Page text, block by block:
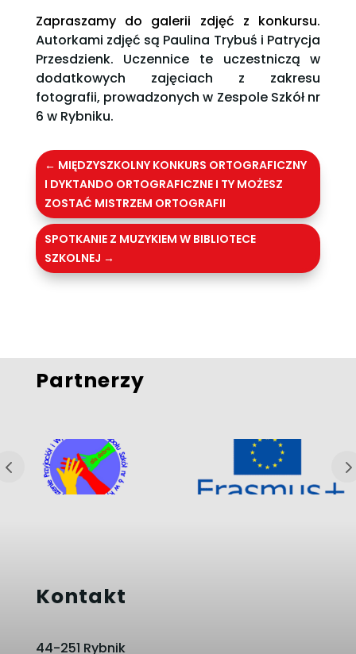
Zapraszamy do galerii zdjęć z konkursu.
Autorkami zdjęć są Paulina Trybuś i Patrycja
Przesdzienk. Uczennice te uczestniczą w
dodatkowych zajęciach z zakresu
fotografii, prowadzonych w Zespole Szkół nr
6 w Rybniku.
← MIĘDZYSZKOLNY KONKURS ORTOGRAFICZNY
I DYKTANDO ORTOGRAFICZNE I TY MOŻESZ
ZOSTAĆ MISTRZEM ORTOGRAFII
SPOTKANIE Z MUZYKIEM W BIBLIOTECE
SZKOLNEJ →
Partnerzy
Kontakt
44-251 Rybnik